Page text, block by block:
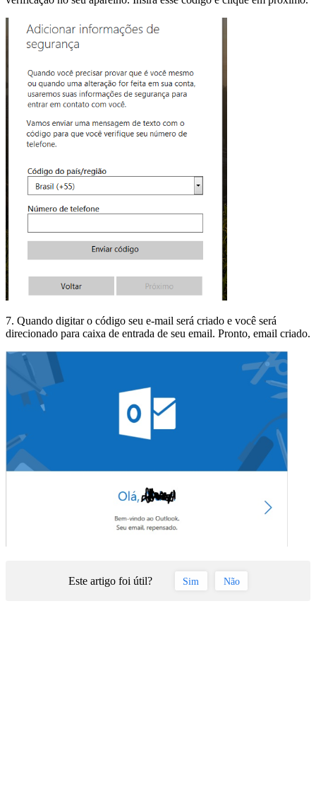
7. Quando digitar o código seu e-mail será criado e você será
direcionado para caixa de entrada de seu email. Pronto, email criado.
Este artigo foi útil? Sim Não